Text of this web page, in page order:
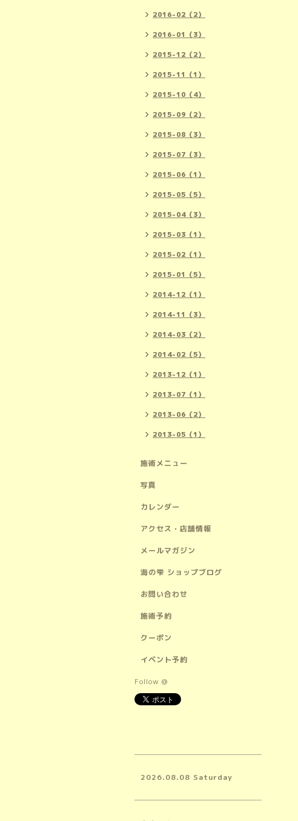
2016-02（2）
2016-01（3）
2015-12（2）
2015-11（1）
2015-10（4）
2015-09（2）
2015-08（3）
2015-07（3）
2015-06（1）
2015-05（5）
2015-04（3）
2015-03（1）
2015-02（1）
2015-01（5）
2014-12（1）
2014-11（3）
2014-03（2）
2014-02（5）
2013-12（1）
2013-07（1）
2013-06（2）
2013-05（1）
施術メニュー
写真
カレンダー
アクセス・店舗情報
メールマガジン
海の雫 ショップブログ
お問い合わせ
施術予約
クーポン
イベント予約
Follow @
2026.08.08 Saturday